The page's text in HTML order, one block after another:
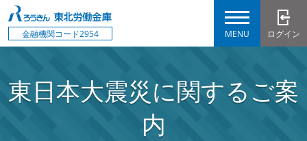
金融機関コード2954 ログイン
MENU
東日本大震災に関するご案
内